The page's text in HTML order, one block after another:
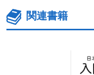
関連書籍